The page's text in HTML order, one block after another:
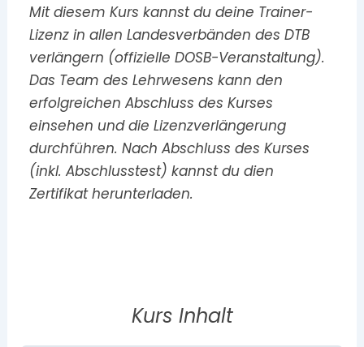
Mit diesem Kurs kannst du deine Trainer-
Lizenz in allen Landesverbänden des DTB
verlängern (offizielle DOSB-Veranstaltung).
Das Team des Lehrwesens kann den
erfolgreichen Abschluss des Kurses
einsehen und die Lizenzverlängerung
durchführen. Nach Abschluss des Kurses
(inkl. Abschlusstest) kannst du dien
Zertifikat herunterladen.
Kurs Inhalt